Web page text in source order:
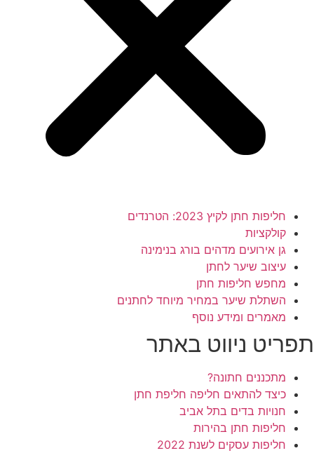
חליפות חתן לקיץ 2023: הטרנדים
קולקציות
גן אירועים מדהים בורג בנימינה
עיצוב שיער לחתן
מחפש חליפות חתן
השתלת שיער במחיר מיוחד לחתנים
מאמרים ומידע נוסף
תפריט ניווט באתר
מתכננים חתונה?
כיצד להתאים חליפה חליפת חתן
חנויות בדים בתל אביב
חליפות חתן בהירות
חליפות עסקים לשנת 2022